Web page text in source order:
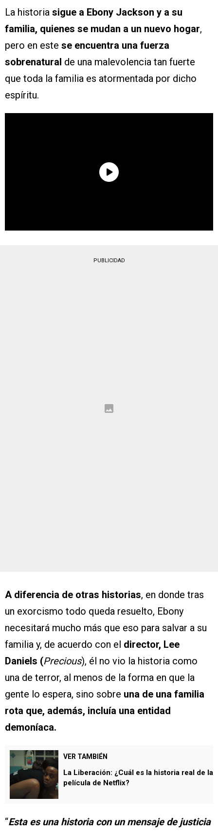
La historia sigue a Ebony Jackson y a su
familia, quienes se mudan a un nuevo hogar,
pero en este se encuentra una fuerza
sobrenatural de una malevolencia tan fuerte
que toda la familia es atormentada por dicho
espíritu.
PUBLICIDAD
A diferencia de otras historias, en donde tras
un exorcismo todo queda resuelto, Ebony
necesitará mucho más que eso para salvar a su
familia y, de acuerdo con el director, Lee
Daniels (Precious), él no vio la historia como
una de terror, al menos de la forma en que la
gente lo espera, sino sobre una de una familia
rota que, además, incluía una entidad
demoníaca.
VER TAMBIÉN
La Liberación: ¿Cuál es la historia real de la
película de Netflix?
“Esta es una historia con un mensaje de justicia